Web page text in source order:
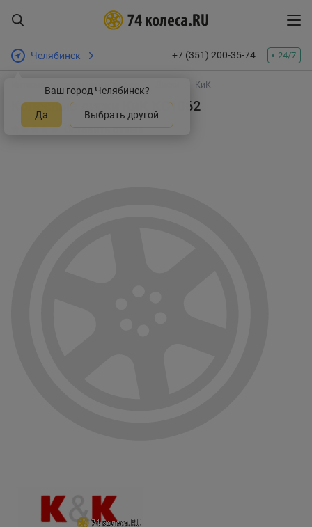
Челябинск
Ваш город Челябинск?
Да Выбрать другой
+7 (351) 200-35-74 24/7
Интернет-магазин шин и дисков КиК
Колесные диски КиК КС1062
Оставить отзыв